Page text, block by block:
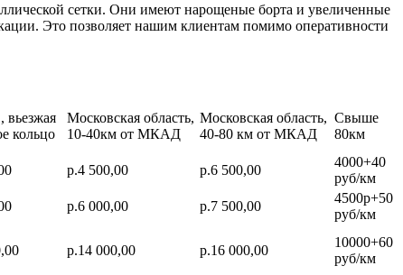
сетки. Они имеют нарощеные борта и увеличенные
Это позволяет нашим клиентам помимо оперативности
вьезжая
кольцо
Московская область,
10-40км от МКАД
Московская область,
40-80 км от МКАД
Свыше
80км
р.4 500,00 р.6 500,00
4000+40
руб/км
р.6 000,00 р.7 500,00
4500р+50
руб/км
р.14 000,00 р.16 000,00
10000+60
руб/км